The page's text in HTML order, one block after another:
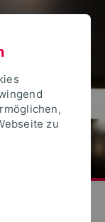
Medien
zu